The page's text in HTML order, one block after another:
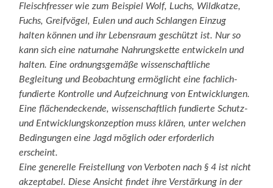
Fleischfresser wie zum Beispiel Wolf, Luchs, Wildkatze,
Fuchs, Greifvögel, Eulen und auch Schlangen Einzug
halten können und ihr Lebensraum geschützt ist. Nur so
kann sich eine naturnahe Nahrungskette entwickeln und
halten. Eine ordnungsgemäße wissenschaftliche
Begleitung und Beobachtung ermöglicht eine fachlich-
fundierte Kontrolle und Aufzeichnung von Entwicklungen.
Eine flächendeckende, wissenschaftlich fundierte Schutz-
und Entwicklungskonzeption muss klären, unter welchen
Bedingungen eine Jagd möglich oder erforderlich
erscheint.
Eine generelle Freistellung von Verboten nach § 4 ist nicht
akzeptabel. Diese Ansicht findet ihre Verstärkung in der